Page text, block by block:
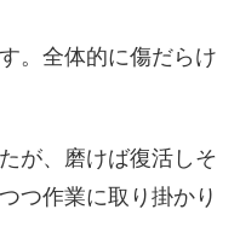
。全体的に傷だらけ
が、磨けば復活しそ
つ作業に取り掛かり